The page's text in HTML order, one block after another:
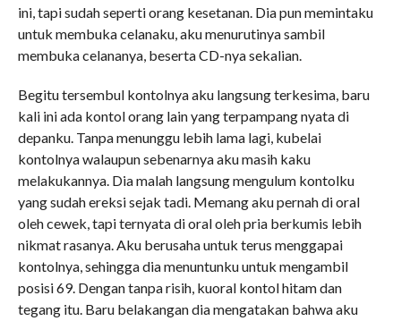
ini, tapi sudah seperti orang kesetanan. Dia pun memintaku
untuk membuka celanaku, aku menurutinya sambil
membuka celananya, beserta CD-nya sekalian.
Begitu tersembul kontolnya aku langsung terkesima, baru
kali ini ada kontol orang lain yang terpampang nyata di
depanku. Tanpa menunggu lebih lama lagi, kubelai
kontolnya walaupun sebenarnya aku masih kaku
melakukannya. Dia malah langsung mengulum kontolku
yang sudah ereksi sejak tadi. Memang aku pernah di oral
oleh cewek, tapi ternyata di oral oleh pria berkumis lebih
nikmat rasanya. Aku berusaha untuk terus menggapai
kontolnya, sehingga dia menuntunku untuk mengambil
posisi 69. Dengan tanpa risih, kuoral kontol hitam dan
tegang itu. Baru belakangan dia mengatakan bahwa aku